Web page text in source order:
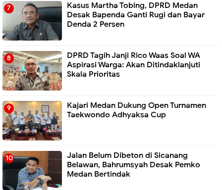
Kasus Martha Tobing, DPRD Medan
Desak Bapenda Ganti Rugi dan Bayar
Denda 2 Persen
DPRD Tagih Janji Rico Waas Soal WA
Aspirasi Warga: Akan Ditindaklanjuti
Skala Prioritas
Kajari Medan Dukung Open Turnamen
Taekwondo Adhyaksa Cup
Jalan Belum Dibeton di Sicanang
Belawan, Bahrumsyah Desak Pemko
Medan Bertindak